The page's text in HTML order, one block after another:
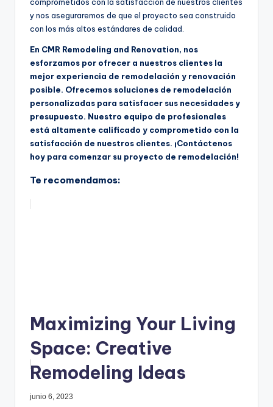
y nos aseguraremos de que el proyecto sea construido
con los más altos estándares de calidad.
En CMR Remodeling and Renovation, nos
esforzamos por ofrecer a nuestros clientes la
mejor experiencia de remodelación y renovación
posible. Ofrecemos soluciones de remodelación
personalizadas para satisfacer sus necesidades y
presupuesto. Nuestro equipo de profesionales
está altamente calificado y comprometido con la
satisfacción de nuestros clientes. ¡Contáctenos
hoy para comenzar su proyecto de remodelación!
Te recomendamos:
Maximizing Your Living
Space: Creative
Remodeling Ideas
junio 6, 2023